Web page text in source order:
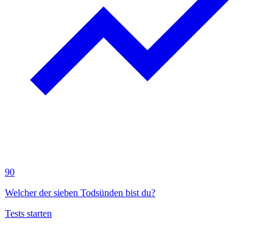
90
Welcher der sieben Todsünden bist du?
Tests starten